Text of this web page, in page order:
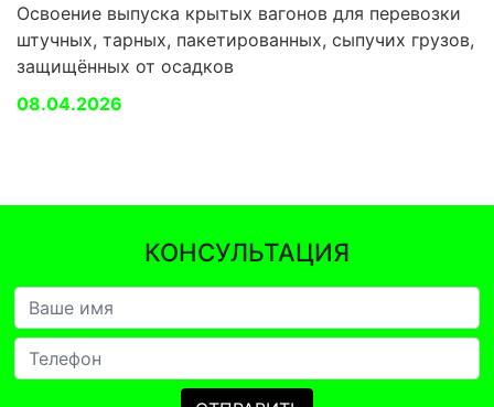
Освоение выпуска крытых вагонов для перевозки
штучных, тарных, пакетированных, сыпучих грузов,
защищённых от осадков
08.04.2026
КОНСУЛЬТАЦИЯ